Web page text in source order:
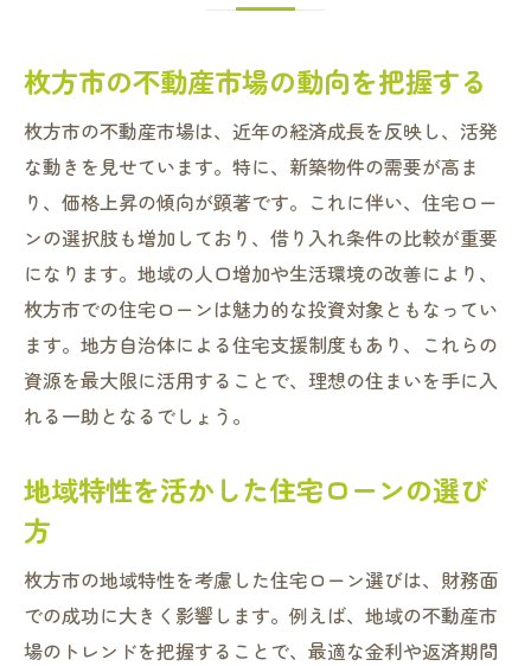
枚方市での住宅ローン成功への第一歩は情報収
集から
住宅ローン選びにおける重要な情報源
枚方市内での不動産エージェントの活用法
住宅ローン相談会参加のメリット
最新データで知る枚方市の住宅ローン市場
住宅ローン比較サイトの賢い使い方
地域の専門家から得る住宅ローン選びのヒ
ント
ローンプラン
お買い得物件を見つけるための住宅ローン
の選び方
地域特化型プランで得られるメリット
枚方市の不動産市場の動向を把握する
枚方市の不動産市場は、近年の経済成長を反映し、活発
な動きを見せています。特に、新築物件の需要が高ま
り、価格上昇の傾向が顕著です。これに伴い、住宅ロー
ンの選択肢も増加しており、借り入れ条件の比較が重要
になります。地域の人口増加や生活環境の改善により、
枚方市での住宅ローンは魅力的な投資対象ともなってい
ます。地方自治体による住宅支援制度もあり、これらの
資源を最大限に活用することで、理想の住まいを手に入
れる一助となるでしょう。
地域特性を活かした住宅ローンの選び
方
枚方市の地域特性を考慮した住宅ローン選びは、財務面
での成功に大きく影響します。例えば、地域の不動産市
場のトレンドを把握することで、最適な金利や返済期間